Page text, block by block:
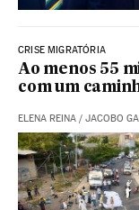
CRISE MIGRATÓRIA
Ao menos 55
com um
ELENA REINA / JACOBO